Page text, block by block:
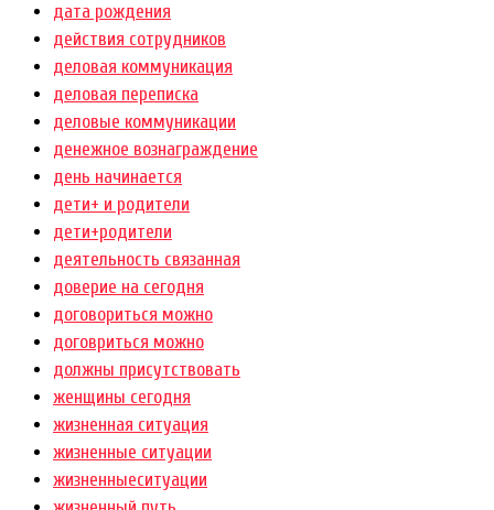
дата рождения
действия сотрудников
деловая коммуникация
деловая переписка
деловые коммуникации
денежное вознаграждение
день начинается
дети+ и родители
дети+родители
деятельность связанная
доверие на сегодня
договориться можно
договриться можно
должны присутствовать
женщины сегодня
жизненная ситуация
жизненные ситуации
жизненныеситуации